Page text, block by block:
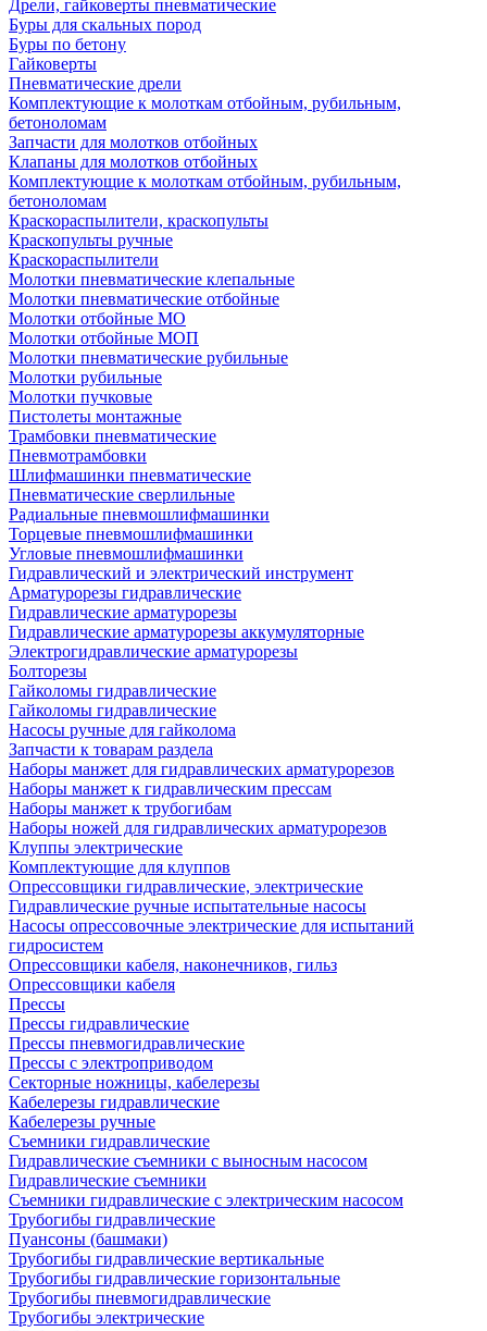
Дрели, гайковерты пневматические
Буры для скальных пород
Буры по бетону
Гайковерты
Пневматические дрели
Комплектующие к молоткам отбойным, рубильным,
бетоноломам
Запчасти для молотков отбойных
Клапаны для молотков отбойных
Комплектующие к молоткам отбойным, рубильным,
бетоноломам
Краскораспылители, краскопульты
Краскопульты ручные
Краскораспылители
Молотки пневматические клепальные
Молотки пневматические отбойные
Молотки отбойные МО
Молотки отбойные МОП
Молотки пневматические рубильные
Молотки рубильные
Молотки пучковые
Пистолеты монтажные
Трамбовки пневматические
Пневмотрамбовки
Шлифмашинки пневматические
Пневматические сверлильные
Радиальные пневмошлифмашинки
Торцевые пневмошлифмашинки
Угловые пневмошлифмашинки
Гидравлический и электрический инструмент
Арматурорезы гидравлические
Гидравлические арматурорезы
Гидравлические арматурорезы аккумуляторные
Электрогидравлические арматурорезы
Болторезы
Гайколомы гидравлические
Гайколомы гидравлические
Насосы ручные для гайколома
Запчасти к товарам раздела
Наборы манжет для гидравлических арматурорезов
Наборы манжет к гидравлическим прессам
Наборы манжет к трубогибам
Наборы ножей для гидравлических арматурорезов
Клуппы электрические
Комплектующие для клуппов
Опрессовщики гидравлические, электрические
Гидравлические ручные испытательные насосы
Насосы опрессовочные электрические для испытаний
гидросистем
Опрессовщики кабеля, наконечников, гильз
Опрессовщики кабеля
Прессы
Прессы гидравлические
Прессы пневмогидравлические
Прессы с электроприводом
Секторные ножницы, кабелерезы
Кабелерезы гидравлические
Кабелерезы ручные
Съемники гидравлические
Гидравлические cъемники с выносным насосом
Гидравлические съемники
Съемники гидравлические с электрическим насосом
Трубогибы гидравлические
Пуансоны (башмаки)
Трубогибы гидравлические вертикальные
Трубогибы гидравлические горизонтальные
Трубогибы пневмогидравлические
Трубогибы электрические